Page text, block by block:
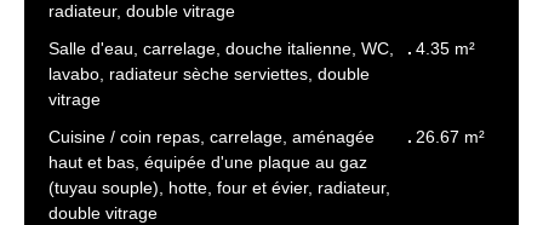
radiateur, double vitrage
Salle d'eau, carrelage, douche italienne, WC,
lavabo, radiateur sèche serviettes, double
vitrage
4.35 m²
Cuisine / coin repas, carrelage, aménagée
haut et bas, équipée d'une plaque au gaz
(tuyau souple), hotte, four et évier, radiateur,
double vitrage
26.67 m²